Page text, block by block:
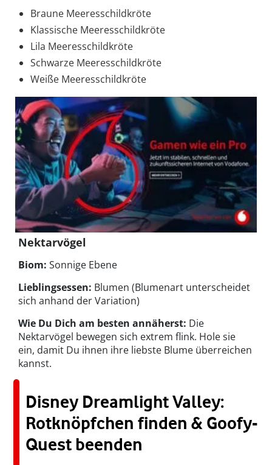
Braune Meeresschildkröte
Klassische Meeresschildkröte
Lila Meeresschildkröte
Schwarze Meeresschildkröte
Weiße Meeresschildkröte
Nektarvögel
Biom: Sonnige Ebene
Lieblingsessen: Blumen (Blumenart unterscheidet
sich anhand der Variation)
Wie Du Dich am besten annäherst: Die
Nektarvögel bewegen sich extrem flink. Hole sie
ein, damit Du ihnen ihre liebste Blume überreichen
kannst.
Disney Dreamlight Valley:
Rotknöpfchen finden & Goofy-
Quest beenden